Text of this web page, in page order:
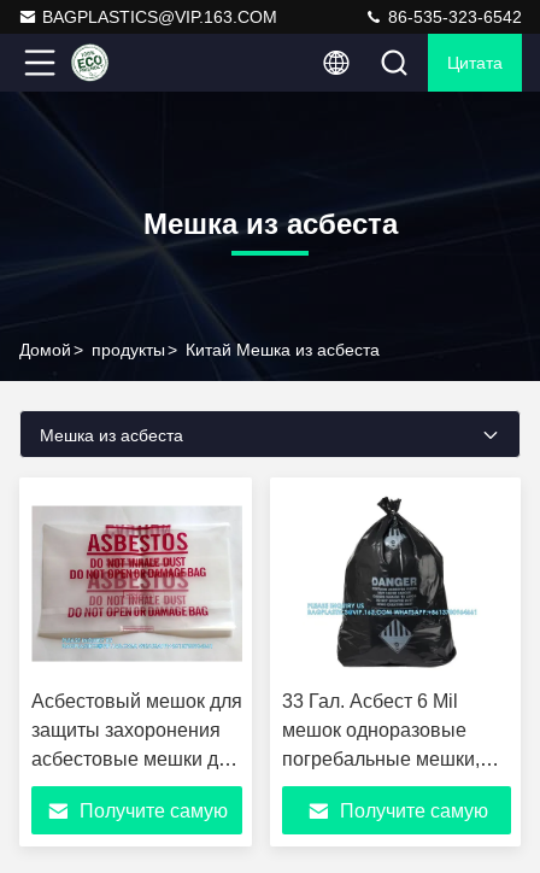
BAGPLASTICS@VIP.163.COM 86-535-323-6542
Цитата
Мешка из асбеста
Домой> продукты> Китай Мешка из асбеста
Мешка из асбеста
Асбестовый мешок для
защиты захоронения
асбестовые мешки для
удаления асбестовых
мешков для удаления
асбестовых мешков
Получите самую
33 Гал. Асбест 6 Mil
мешок одноразовые
погребальные мешки,
мешки для удаления
асбеста защитный
мешок, мешки для
Получите самую